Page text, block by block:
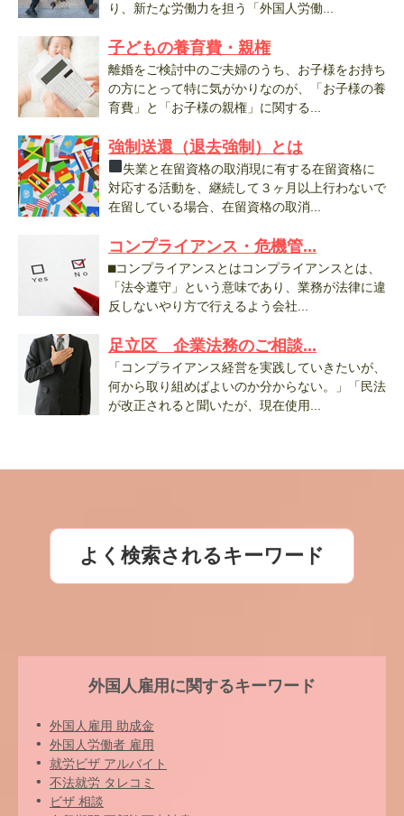
り、新たな労働力を担う「外国人労働...
子どもの養育費・親権
離婚をご検討中のご夫婦のうち、お子様をお持ち
の方にとって特に気がかりなのが、「お子様の養
育費」と「お子様の親権」に関する...
強制送還（退去強制）とは
失業と在留資格の取消現に有する在留資格に
対応する活動を、継続して３ヶ月以上行わないで
在留している場合、在留資格の取消...
コンプライアンス・危機管...
⬛︎コンプライアンスとはコンプライアンスとは、
「法令遵守」という意味であり、業務が法律に違
反しないやり方で行えるよう会社...
足立区 企業法務のご相談...
「コンプライアンス経営を実践していきたいが、
何から取り組めばよいのか分からない。」「民法
が改正されると聞いたが、現在使用...
よく検索されるキーワード
外国人雇用に関するキーワード
外国人雇用 助成金
外国人労働者 雇用
就労ビザ アルバイト
不法就労 タレコミ
ビザ 相談